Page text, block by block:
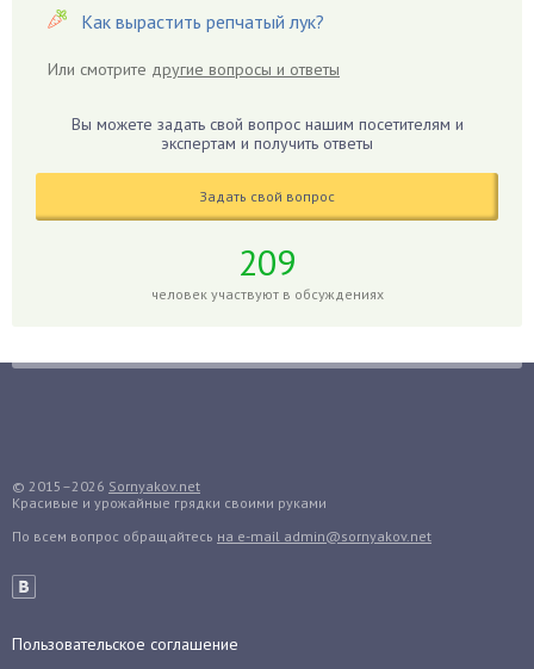
Гиацинт
Гиппеаструм
Годжи
Голубика
Гуава
Гузмания
Дайкон
Дендробиум
Как вырастить репчатый лук?
Или смотрите другие вопросы и ответы
Вы можете задать свой вопрос нашим посетителям и
экспертам и получить ответы
Задать свой вопрос
209
человек участвуют в обсуждениях
© 2015–2026 Sornyakov.net
Красивые и урожайные грядки своими руками
По всем вопрос обращайтесь на e-mail admin@sornyakov.net
Пользовательское соглашение